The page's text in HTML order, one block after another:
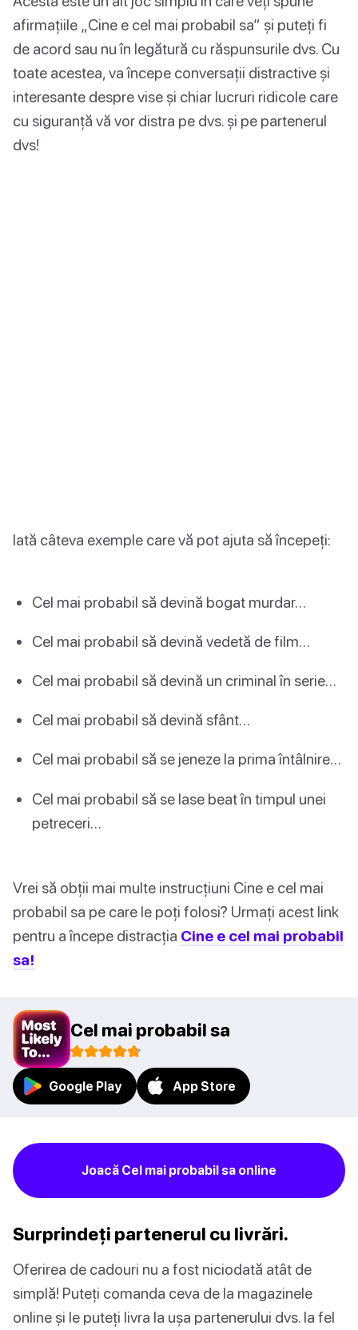
afirmațiile „Cine e cel mai probabil sa” și puteți fi
de acord sau nu în legătură cu răspunsurile dvs. Cu
toate acestea, va începe conversații distractive și
interesante despre vise și chiar lucruri ridicole care
cu siguranță vă vor distra pe dvs. și pe partenerul
dvs!
Iată câteva exemple care vă pot ajuta să începeți:
Cel mai probabil să devină bogat murdar…
Cel mai probabil să devină vedetă de film…
Cel mai probabil să devină un criminal în serie…
Cel mai probabil să devină sfânt…
Cel mai probabil să se jeneze la prima întâlnire…
Cel mai probabil să se lase beat în timpul unei
petreceri…
Vrei să obții mai multe instrucțiuni Cine e cel mai
probabil sa pe care le poți folosi? Urmați acest link
pentru a începe distracția Cine e cel mai probabil
sa!
Cel mai probabil sa
Google Play App Store
Joacă Cel mai probabil sa online
Surprindeți partenerul cu livrări.
Oferirea de cadouri nu a fost niciodată atât de
simplă! Puteți comanda ceva de la magazinele
online și le puteți livra la ușa partenerului dvs. la fel